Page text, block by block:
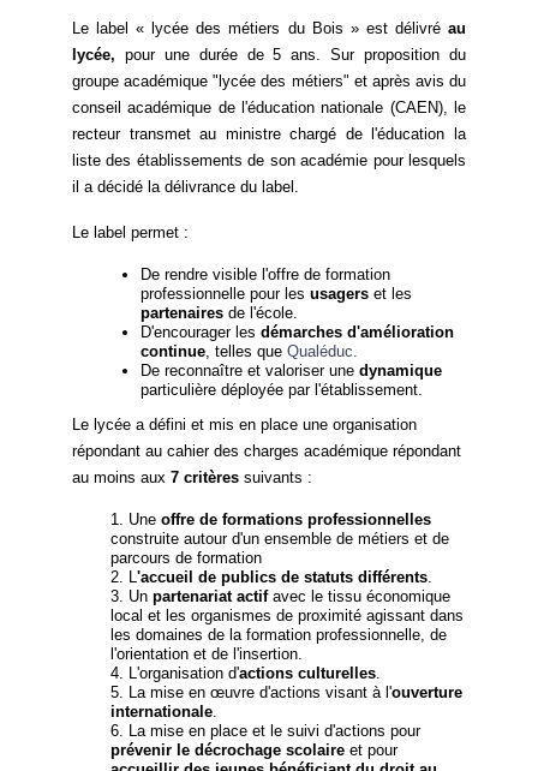
Le label « lycée des métiers du Bois » est délivré au
lycée, pour une durée de 5 ans. Sur proposition du
groupe académique "lycée des métiers" et après avis du
conseil académique de l'éducation nationale (CAEN), le
recteur transmet au ministre chargé de l'éducation la
liste des établissements de son académie pour lesquels
il a décidé la délivrance du label.
Le label permet :
De rendre visible l'offre de formation
professionnelle pour les usagers et les
partenaires de l'école.
D'encourager les démarches d'amélioration
continue , telles que Qualéduc.
De reconnaître et valoriser une dynamique
particulière déployée par l'établissement.
Le lycée a défini et mis en place une organisation
répondant au cahier des charges académique répondant
au moins aux 7 critères suivants :
Une offre de formations professionnelles
construite autour d'un ensemble de métiers et de
parcours de formation
'accueil de publics de statuts différents
Un partenariat actifavec le tissu économique
local et les organismes de proximité agissant dans
les domaines de la formation professionnelle, de
l'orientation et de l'insertion.
L'organisation d'actions culturelles
La mise en œuvre d'actions visant à l'ouverture
internationale
La mise en place et le suivi d'actions pour
prévenir le décrochage scolaire et pour